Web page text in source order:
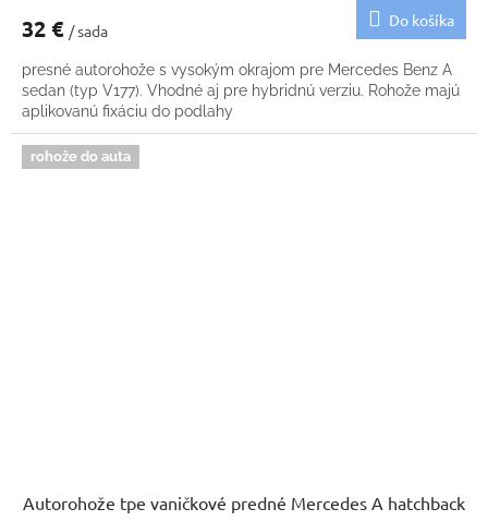
32 € / sada
Do košíka
presné autorohože s vysokým okrajom pre Mercedes Benz A
sedan (typ V177). Vhodné aj pre hybridnú verziu. Rohože majú
aplikovanú fixáciu do podlahy
rohože do auta
Autorohože tpe vaničkové predné Mercedes A hatchback